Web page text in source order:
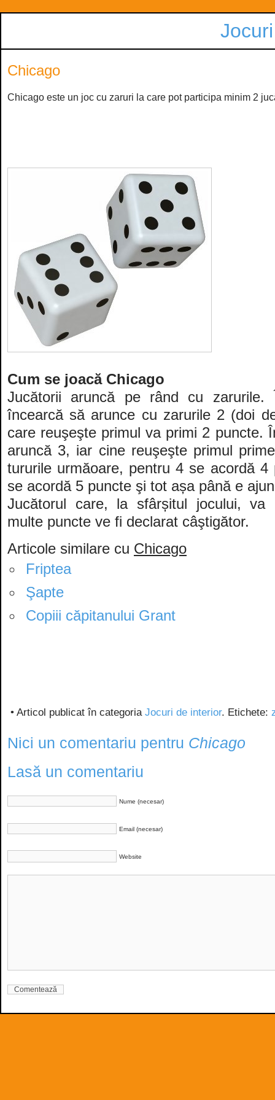
Chicago
Chicago este un joc cu zaruri la care pot participa minim 2
Cum se joacă Chicago
Jucătorii aruncă pe rând cu
încearcă să arunce cu zarurile 2 (doi
care reuşeşte primul va primi 2 puncte.
aruncă 3, iar cine reuşeşte primul
tururile urmăoare, pentru 4 se acordă 4
se acordă 5 puncte şi tot așa până e
Jucătorul care, la sfârșitul jocului, va
multe puncte ve fi declarat câştigător.
Articole similare cu Chicago
Friptea
Şapte
Copiii căpitanului Grant
• Articol publicat în categoria Jocuri de interior. Etichete:
Nici un comentariu pentru Chicago
Lasă un comentariu
Nume (necesar)
Email (necesar)
Website